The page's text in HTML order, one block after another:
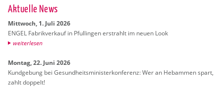
Ak­tu­el­le News
Mitt­woch, 1. Juli 2026
ENGEL Fa­brik­ver­kauf in Pful­lin­gen er­strahlt im neuen Look
wei­ter­le­sen
Mon­tag, 22. Juni 2026
Kund­ge­bung bei Ge­sund­heits­mi­nis­ter­kon­fe­renz: Wer an Heb­am­men spart,
zahlt dop­pelt!